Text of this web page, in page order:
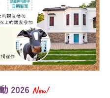
2026 New!